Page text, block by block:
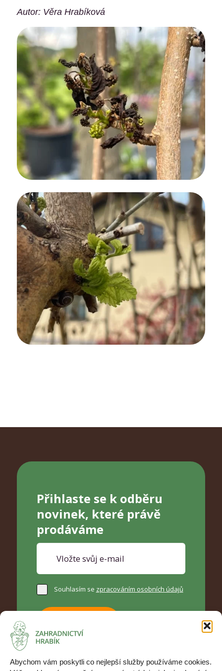
Abychom vám poskytli co nejlepší služby používáme cookies.
Autor: Věra Hrabíková
Přihlaste se k odběru
novinek, které právě
prodáváme
Souhlasím se zpracováním osobních údajů